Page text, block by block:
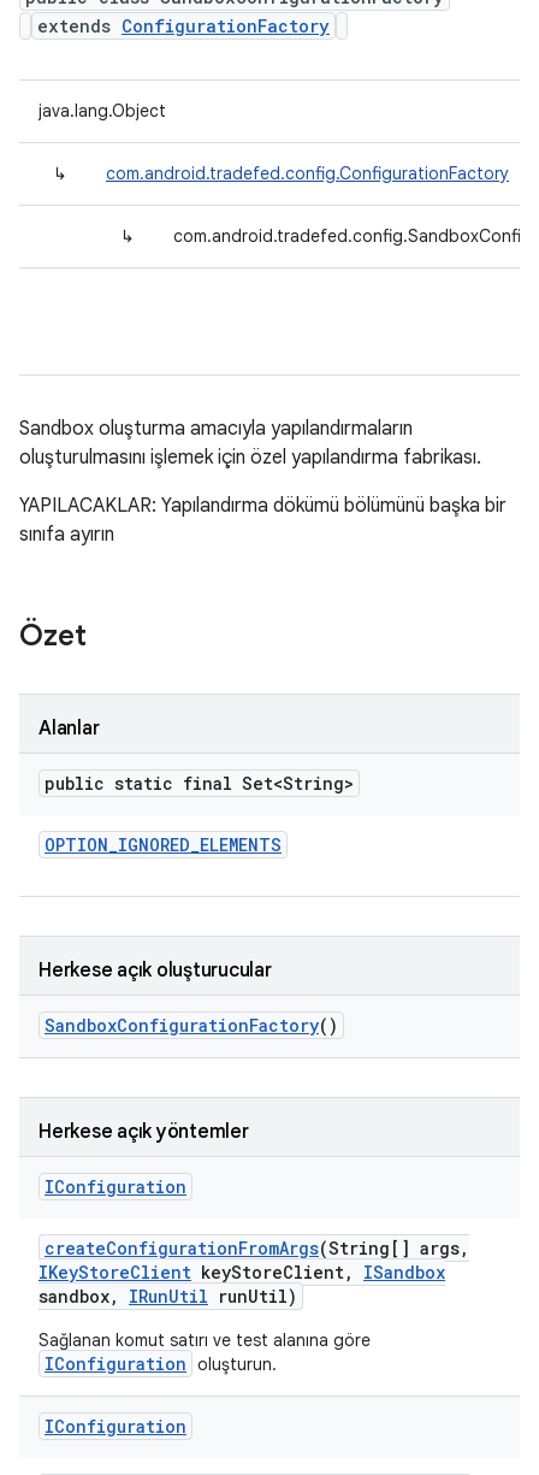
extends ConfigurationFactory
java.lang.Object
↳ com.android.tradefed.config.ConfigurationFactory
↳
Sandbox oluşturma amacıyla yapılandırmaların
oluşturulmasını işlemek için özel yapılandırma fabrikası.
YAPILACAKLAR: Yapılandırma dökümü bölümünü başka bir
sınıfa ayırın
Özet
Alanlar
public static final Set<String>
OPTION_IGNORED_ELEMENTS
Herkese açık oluşturucular
SandboxConfigurationFactory()
Herkese açık yöntemler
IConfiguration
createConfigurationFromArgs(String[] args,
IKeyStoreClient keyStoreClient,
ISandbox
sandbox, IRunUtil runUtil)
Sağlanan komut satırı ve test alanına göre
IConfiguration oluşturun.
IConfiguration